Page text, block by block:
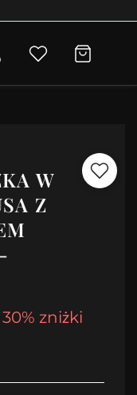
W
Z
zniżki